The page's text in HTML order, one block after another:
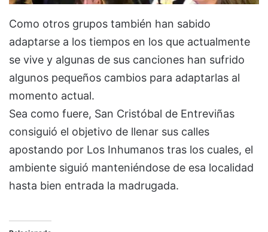
Como otros grupos también han sabido
adaptarse a los tiempos en los que actualmente
se vive y algunas de sus canciones han sufrido
algunos pequeños cambios para adaptarlas al
momento actual.
Sea como fuere, San Cristóbal de Entreviñas
consiguió el objetivo de llenar sus calles
apostando por Los Inhumanos tras los cuales, el
ambiente siguió manteniéndose de esa localidad
hasta bien entrada la madrugada.